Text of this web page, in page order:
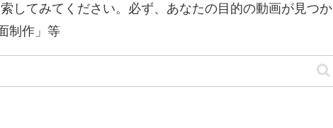
してみてください。必ず、あなたの目的の動画が見つか
作」等